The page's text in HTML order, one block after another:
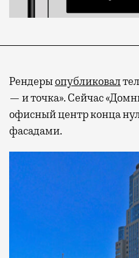
Рендерыопубликовал
— и точка». Сейчас
офисный центр конца
фасадами.